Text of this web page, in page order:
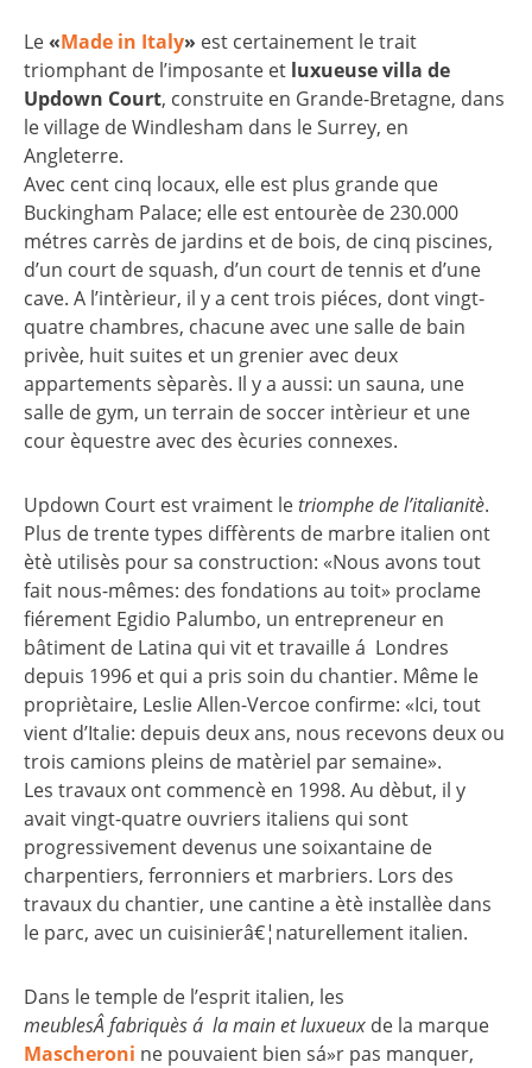
Le«Made in Italy» est certainement le trait
triomphant de l’imposante et luxueuse villa de
Updown Court, construite en Grande-Bretagne, dans
le village de Windlesham dans le Surrey, en
Angleterre.
Avec cent cinq locaux, elle est plus grande que
Buckingham Palace; elle est entourèe de 230.000
métres carrès de jardins et de bois, de cinq piscines,
d’un court de squash, d’un court de tennis et d’une
cave. A l’intèrieur, il y a cent trois piéces, dont vingt-
quatre chambres, chacune avec une salle de bain
privèe, huit suites et un grenier avec deux
appartements sèparès. Il y a aussi: un sauna, une
salle de gym, un terrain de soccer intèrieur et une
cour èquestre avec des ècuries connexes.
Updown Court est vraiment letriomphe de l’italianitè.
Plus de trente types diffèrents de marbre italien ont
ètè utilisès pour sa construction: «Nous avons tout
fait nous-mêmes: des fondations au toit» proclame
fiérement Egidio Palumbo, un entrepreneur en
bâtiment de Latina qui vit et travaille á Londres
depuis 1996 et qui a pris soin du chantier. Même le
propriètaire, Leslie Allen-Vercoe confirme: «Ici, tout
vient d’Italie: depuis deux ans, nous recevons deux ou
trois camions pleins de matèriel par semaine».
Les travaux ont commencè en 1998. Au dèbut, il y
avait vingt-quatre ouvriers italiens qui sont
progressivement devenus une soixantaine de
charpentiers, ferronniers et marbriers. Lors des
travaux du chantier, une cantine a ètè installèe dans
le parc, avec un cuisinierâ€¦naturellement italien.
Dans le temple de l’esprit italien, les
meublesÂ fabriquès á la main et luxueux de la marque
Mascheroni ne pouvaient bien sá»r pas manquer,